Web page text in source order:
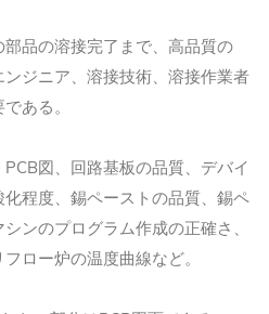
品の溶接完了まで、高品質の
ジニア、溶接技術、溶接作業者
ある。
図、回路基板の品質、デバイ
程度、錫ペーストの品質、錫ペ
ンのプログラム作成の正確さ、
ロー炉の温度曲線など。